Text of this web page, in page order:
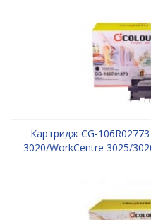
Картридж CG-
3020/WorkCentre 3025/